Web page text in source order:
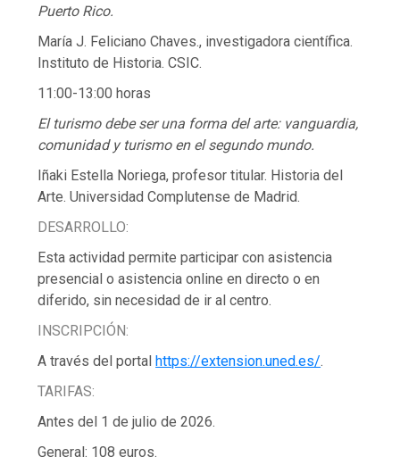
Puerto Rico.
María J. Feliciano Chaves., investigadora científica.
Instituto de Historia. CSIC.
11:00-13:00 horas
El turismo debe ser una forma del arte: vanguardia,
comunidad y turismo en el segundo mundo.
Iñaki Estella Noriega, profesor titular. Historia del
Arte. Universidad Complutense de Madrid.
DESARROLLO:
Esta actividad permite participar con asistencia
presencial o asistencia online en directo o en
diferido, sin necesidad de ir al centro.
INSCRIPCIÓN:
A través del portal https://extension.uned.es/.
TARIFAS:
Antes del 1 de julio de 2026.
General: 108 euros.